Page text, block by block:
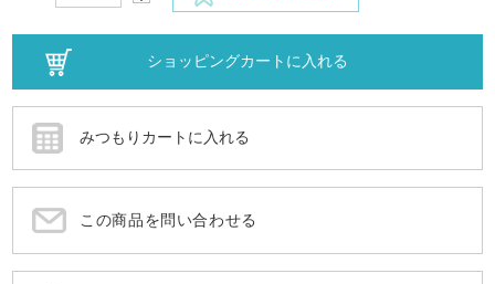
この商品を問い合わせる